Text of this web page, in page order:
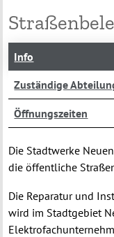
Info
Zuständige
Öffnungszeiten
Die Stadtwerke
die öffentliche
Die Reparatur und
wird im Stadtgebiet